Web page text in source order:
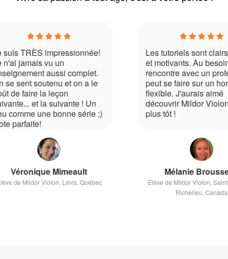
complet.
et on a le
! Un
série ;)
Lévis, Québec
Les tutoriels sont clairs, précis
et motivants. Au besoin, la
rencontre avec un professeur
peut se faire sur un horaire très
flexible. J'aurais aimé
découvrir Mildor Violon bien
plus tôt !
Mélanie Brousseau
Élève de Mildor Violon, Saint-Jean-sur-